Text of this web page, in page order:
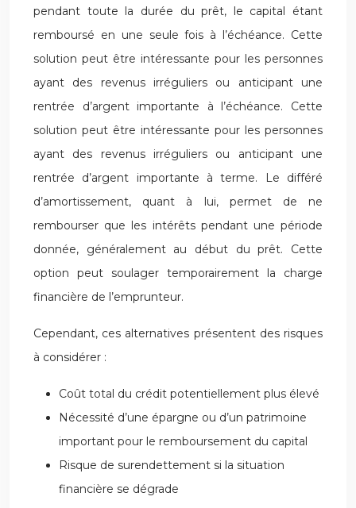
pendant toute la durée du prêt, le capital étant
remboursé en une seule fois à l’échéance. Cette
solution peut être intéressante pour les personnes
ayant des revenus irréguliers ou anticipant une
rentrée d’argent importante à l’échéance. Cette
solution peut être intéressante pour les personnes
ayant des revenus irréguliers ou anticipant une
rentrée d’argent importante à terme. Le différé
d’amortissement, quant à lui, permet de ne
rembourser que les intérêts pendant une période
donnée, généralement au début du prêt. Cette
option peut soulager temporairement la charge
financière de l’emprunteur.
Cependant, ces alternatives présentent des risques
à considérer :
Coût total du crédit potentiellement plus élevé
Nécessité d’une épargne ou d’un patrimoine
important pour le remboursement du capital
Risque de surendettement si la situation
financière se dégrade